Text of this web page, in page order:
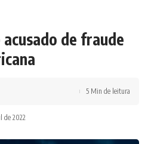
acusado de fraude
de 2022
5 Min de leitura